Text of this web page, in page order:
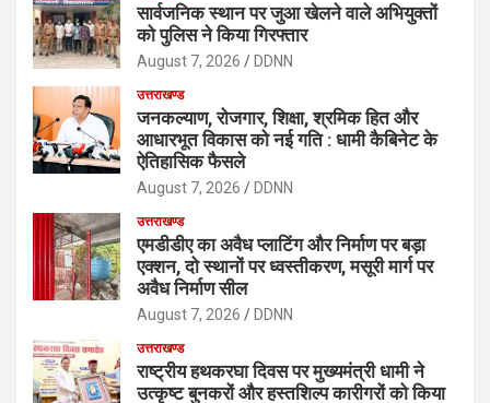
सार्वजनिक स्थान पर जुआ खेलने वाले अभियुक्तों
को पुलिस ने किया गिरफ्तार
August 7, 2026 DDNN
उत्तराखण्ड
जनकल्याण, रोजगार, शिक्षा, श्रमिक हित और
आधारभूत विकास को नई गति : धामी कैबिनेट के
ऐतिहासिक फैसले
August 7, 2026 DDNN
उत्तराखण्ड
एमडीडीए का अवैध प्लाटिंग और निर्माण पर बड़ा
एक्शन, दो स्थानों पर ध्वस्तीकरण, मसूरी मार्ग पर
अवैध निर्माण सील
August 7, 2026 DDNN
उत्तराखण्ड
राष्ट्रीय हथकरघा दिवस पर मुख्यमंत्री धामी ने
उत्कृष्ट बुनकरों और हस्तशिल्प कारीगरों को किया